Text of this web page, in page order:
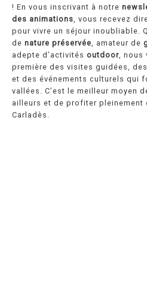
! En vous inscrivant à notre
des animations, vous recevez
pour vivre un séjour inoubliable.
de nature préservée, amateur de
adepte d’activités outdoor, nous
première des visites guidées,
et des événements culturels qui
vallées. C’est le meilleur moyen
ailleurs et de profiter pleinement
Carladès.